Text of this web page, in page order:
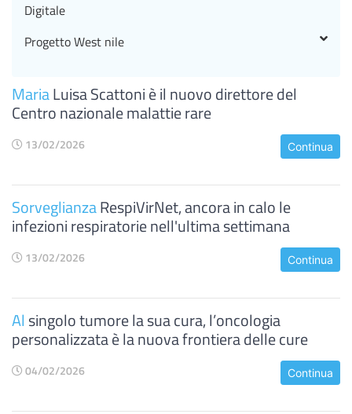
MariaLuisa Scattoni è il nuovo direttore del
Centro nazionale malattie rare
13/02/2026 Continua
SorveglianzaRespiVirNet, ancora in calo le
infezioni respiratorie nell'ultima settimana
13/02/2026 Continua
Al singolo tumore la sua cura, l’oncologia
personalizzata è la nuova frontiera delle cure
04/02/2026 Continua
Digitale
Progetto West nile